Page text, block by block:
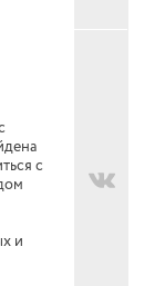
с
и